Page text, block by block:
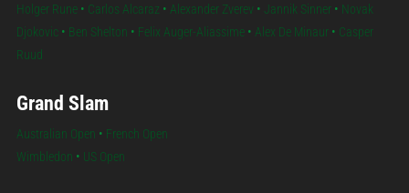
Holger Rune• Carlos Alcaraz • Alexander Zverev • Jannik Sinner• Novak
Djokovic• Ben Shelton • Felix Auger-Aliassime• Alex De Minaur• Casper
Ruud
Grand Slam
Australian Open • French Open
Wimbledon • US Open